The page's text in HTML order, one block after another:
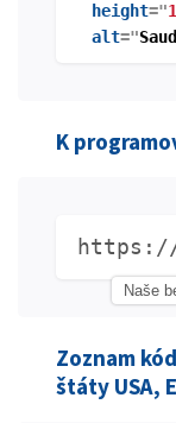
height="
alt="
K
https://
Naše
Zoznam
štáty USA,